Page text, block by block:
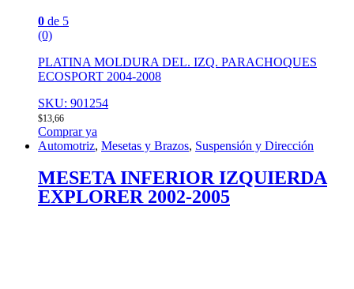
0 de 5
(0)
PLATINA MOLDURA DEL. IZQ. PARACHOQUES
ECOSPORT 2004-2008
SKU: 901254
$13,66
Comprar ya
Automotriz, Mesetas y Brazos, Suspensión y Dirección
MESETA INFERIOR IZQUIERDA
EXPLORER 2002-2005